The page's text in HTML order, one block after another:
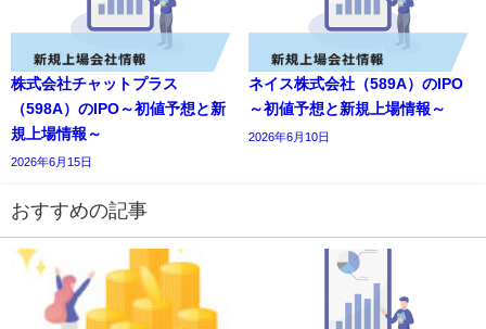
株式会社チャットプラス
（598A）のIPO～初値予想と新
規上場情報～
2026年6月15日
ネイス株式会社（589A）のIPO
～初値予想と新規上場情報～
2026年6月10日
おすすめの記事